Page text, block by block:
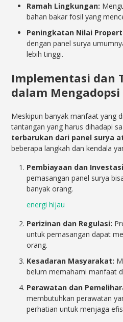
Ramah Lingkungan:
bahan bakar fosil yang
Peningkatan Nilai
dengan panel surya
lebih tinggi.
Implementasi dan
dalam Mengadopsi
Meskipun banyak manfaat yang
tantangan yang harus dihadapi
terbarukan dari panel surya
beberapa langkah dan kendala
Pembiayaan dan
pemasangan panel surya
banyak orang.
energi hijau
Perizinan dan Regulasi:
untuk pemasangan dapat
orang.
Kesadaran Masyarakat:
belum memahami manfaat
Perawatan dan
membutuhkan perawatan
perhatian untuk menjaga